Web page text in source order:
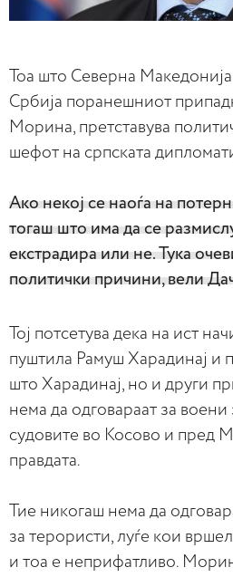
Тоа што Северна
Србија поранешниот
Морина, претставува
шефот на српската
Ако некој се наоѓа на
тогаш што има да се
екстрадира или не. Тука
политички причини, вели
Тој потсетува дека на ист
пуштила Рамуш Харадинај и
што Харадинај, но и други
нема да одговараат за воени
судовите во Косово и пред
правдата.
Тие никогаш нема да
за терористи, луѓе кои
и тоа е неприфатливо.